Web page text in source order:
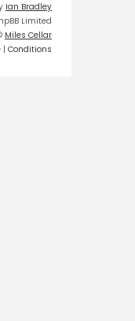
Ian Bradley
Limited
Miles Cellar
| Conditions